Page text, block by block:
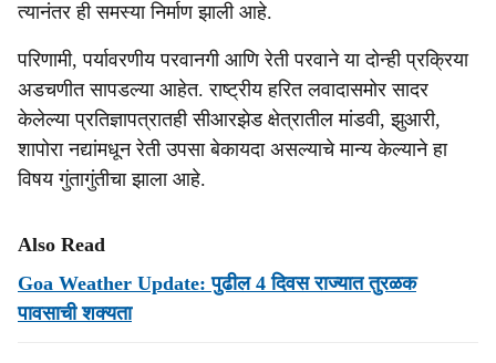
त्यानंतर ही समस्या निर्माण झाली आहे.
परिणामी, पर्यावरणीय परवानगी आणि रेती परवाने या दोन्ही प्रक्रिया
अडचणीत सापडल्या आहेत. राष्ट्रीय हरित लवादासमोर सादर
केलेल्या प्रतिज्ञापत्रातही सीआरझेड क्षेत्रातील मांडवी, झुआरी,
शापोरा नद्यांमधून रेती उपसा बेकायदा असल्याचे मान्य केल्याने हा
विषय गुंतागुंतीचा झाला आहे.
Also Read
Goa Weather Update: पुढील 4 दिवस राज्यात तुरळक
पावसाची शक्यता